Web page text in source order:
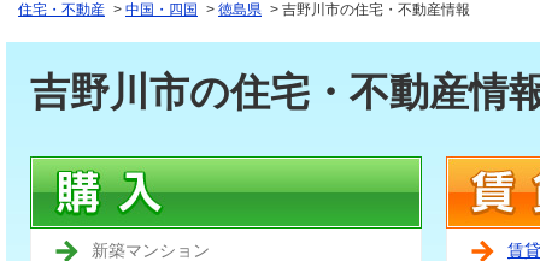
住宅・不動産 > 中国・四国 > 徳島県 > 吉野川市の住宅・不動産情報
吉野川市の住宅・不動産情
新築マンション 賃